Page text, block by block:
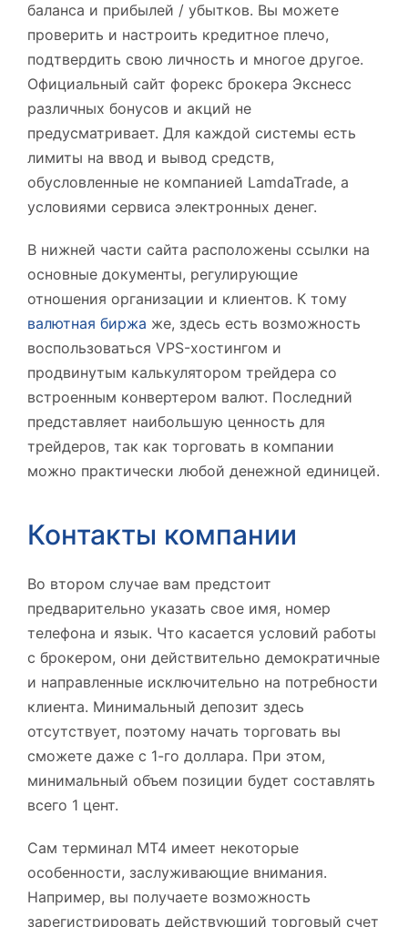
баланса и прибылей / убытков. Вы можете
проверить и настроить кредитное плечо,
подтвердить свою личность и многое другое.
Официальный сайт форекс брокера Экснесс
различных бонусов и акций не
предусматривает. Для каждой системы есть
лимиты на ввод и вывод средств,
обусловленные не компанией LamdaTrade, а
условиями сервиса электронных денег.
В нижней части сайта расположены ссылки на
основные документы, регулирующие
отношения организации и клиентов. К тому
валютная биржа же, здесь есть возможность
воспользоваться VPS-хостингом и
продвинутым калькулятором трейдера со
встроенным конвертером валют. Последний
представляет наибольшую ценность для
трейдеров, так как торговать в компании
можно практически любой денежной единицей.
Контакты компании
Во втором случае вам предстоит
предварительно указать свое имя, номер
телефона и язык. Что касается условий работы
с брокером, они действительно демократичные
и направленные исключительно на потребности
клиента. Минимальный депозит здесь
отсутствует, поэтому начать торговать вы
сможете даже с 1-го доллара. При этом,
минимальный объем позиции будет составлять
всего 1 цент.
Сам терминал MT4 имеет некоторые
особенности, заслуживающие внимания.
Например, вы получаете возможность
зарегистрировать действующий торговый счет